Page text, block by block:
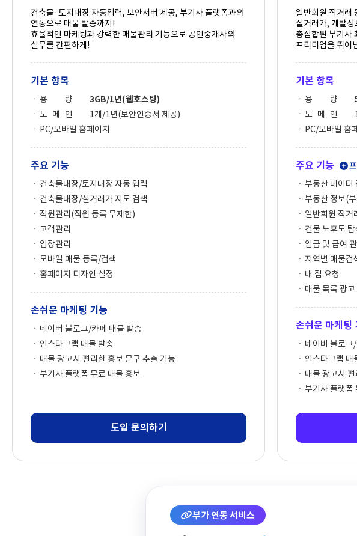
건축물·토지대장 자동입력, 보안서버 제공, 부기사 플랫폼과의
연동으로 매물 발송까지!
효율적인 마케팅과 강력한 매물관리 기능으로 공인중개사의
실무를 간편하게!
기본 항목
용 량
3GB/1년(웹호스팅)
도 메 인
1개/1년(보안인증서 제공)
PC/모바일 홈페이지
주요 기능
건축물대장/토지대장 자동 입력
건축물대장/실거래가 지도 검색
직원관리(직원 등록 무제한)
고객관리
임장관리
모바일 매물 등록/검색
홈페이지 디자인 설정
손쉬운 마케팅 기능
네이버 블로그/카페 매물 발송
인스타그램 매물 발송
매물 광고시 편리한 홍보 문구 추출 기능
부기사 플랫폼 무료 매물 홍보
도입 문의하기
일반회원 직거래
실거래가, 개발
총집합된 부기사
프리미엄을 뛰어
기본 항목
용 량
도 메 인
PC/모바일 홈
주요 기능
부동산 데이터
부동산 정보(
일반회원 직거
건물 노후도
임금 및 급여
지역별 매물검
내 집 요청
매물 목록 광고
손쉬운 마케팅
네이버 블로그
인스타그램 매
매물 광고시
부기사 플랫폼
부가 연동 서비스